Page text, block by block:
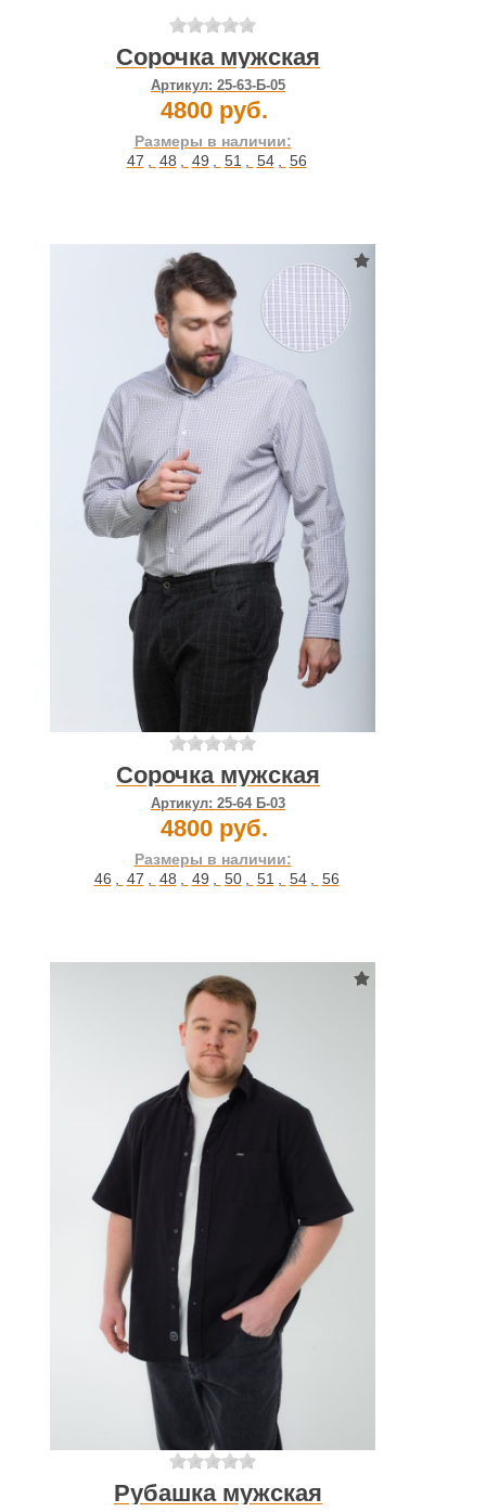
Сорочка мужская
Артикул: 25-63-Б-05
4800 руб.
Размеры в наличии:
47
48 49 51 54 56
Сорочка мужская
Артикул: 25-64 Б-03
4800 руб.
Размеры в наличии:
46 , 47 , 48 , 49 , 50 , 51 , 54 , 56
Рубашка мужская